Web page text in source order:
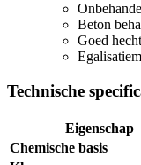
Beton
Goed
Technische
Eigenschap
Chemische basis